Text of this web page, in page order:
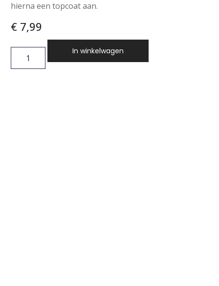
hierna een topcoat aan.
€ 7,99
In winkelwagen